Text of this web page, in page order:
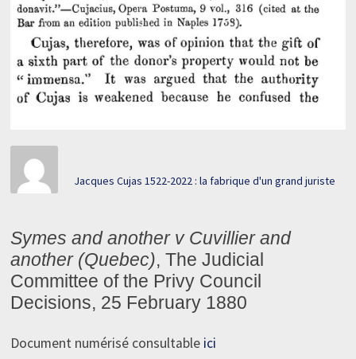
Jacques Cujas 1522-2022 : la fabrique d'un grand juriste
Symes and another v Cuvillier and
another (Quebec), The Judicial
Committee of the Privy Council
Decisions, 25 February 1880
Document numérisé consultable ici